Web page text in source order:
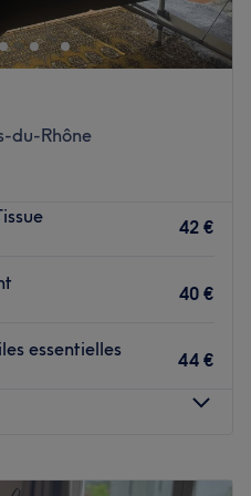
et votre esprit grâce à des
à vos besoins.
de bus Ménage Neuf.
s'investit pleinement pour
et satisfaisante pour
cocon de
du-Rhône
42 €
40 €
essentielles
44 €
10:00